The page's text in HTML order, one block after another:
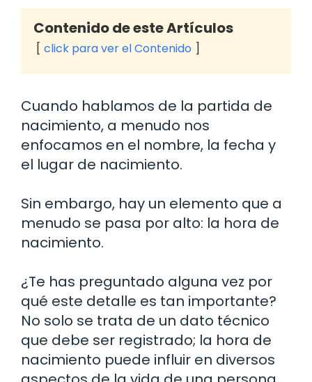
Contenido de este Artículos
click para ver el Contenido
Cuando hablamos de la partida de
nacimiento, a menudo nos
enfocamos en el nombre, la fecha y
el lugar de nacimiento.
Sin embargo, hay un elemento que a
menudo se pasa por alto: la hora de
nacimiento.
¿Te has preguntado alguna vez por
qué este detalle es tan importante?
No solo se trata de un dato técnico
que debe ser registrado; la hora de
nacimiento puede influir en diversos